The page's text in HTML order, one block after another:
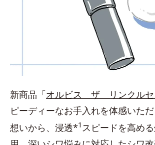
新商品「オルビス ザ リンクルセ
ピーディーなお手入れを体感いた
想いから、浸透*1 スピードを高め